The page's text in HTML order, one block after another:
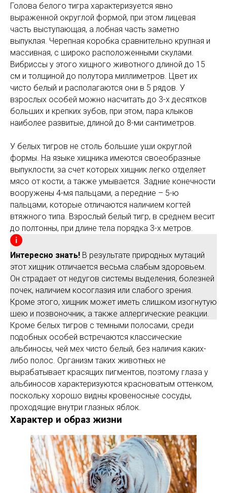
Голова белого тигра характеризуется явно
выраженной округлой формой, при этом лицевая
часть выступающая, а лобная часть заметно
выпуклая. Черепная коробка сравнительно крупная и
массивная, с широко расположенными скулами.
Вибриссы у этого хищного животного длиной до 15
см и толщиной до полутора миллиметров. Цвет их
чисто белый и располагаются они в 5 рядов. У
взрослых особей можно насчитать до 3-х десятков
больших и крепких зубов, при этом, пара клыков
наиболее развитые, длиной до 8-ми сантиметров.
У белых тигров не столь большие уши округлой
формы. На языке хищника имеются своеобразные
выпуклости, за счет которых хищник легко отделяет
мясо от кости, а также умывается. Задние конечности
вооружены 4-мя пальцами, а передние – 5-ю
пальцами, которые отличаются наличием когтей
втяжного типа. Взрослый белый тигр, в среднем весит
до полтонны, при длине тела порядка 3-х метров.
Интересно знать! В результате природных мутаций
этот хищник отличается весьма слабым здоровьем.
Он страдает от недугов системы выделения, болезней
почек, наличием косоглазия или слабого зрения.
Кроме этого, хищник может иметь слишком изогнутую
шею и позвоночник, а также аллергические реакции.
Кроме белых тигров с темными полосами, среди
подобных особей встречаются классические
альбиносы, чей мех чисто белый, без наличия каких-
либо полос. Организм таких животных не
вырабатывает красящих пигментов, поэтому глаза у
альбиносов характеризуются красноватым оттенком,
поскольку хорошо видны кровеносные сосуды,
проходящие внутри глазных яблок.
Характер и образ жизни